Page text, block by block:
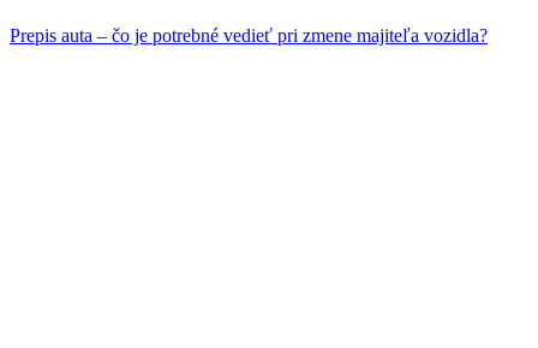
Prepis auta – čo je potrebné vedieť pri zmene majiteľa vozidla?